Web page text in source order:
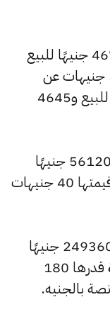
وشهد سعر عيار 14 ارتفاعًا ليصبح 4675 جنيهًا للبيع
و4650 جنيهًا للشراء، بزيادة قدرها 5 جنيهات عن
السعر السابق الذي بلغ 4665 جنيهًا للبيع و4645
وارتفع سعر الجنيه الذهب ليصل إلى 56120 جنيهًا
للبيع و55800 جنيهًا للشراء، بزيادة قيمتها 40 جنيهات
وارتفع سعر الأونصة بالجنيه ليسجل 249360 جنيهًا
للبيع و247940 جنيهًا للشراء، بزيادة قدرها 180
بالجنيه.